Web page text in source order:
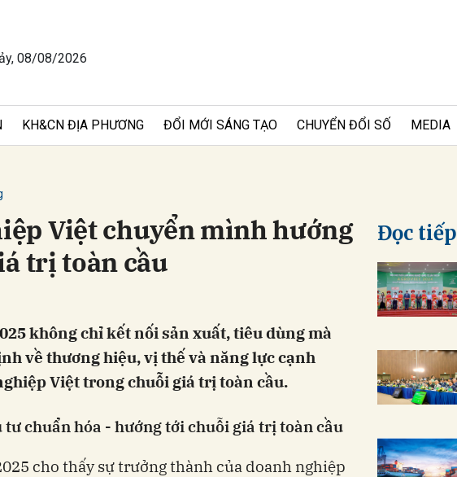
08/08/2026
KH&CN ĐỊA PHƯƠNG ĐỔI MỚI SÁNG TẠO CHUYỂN ĐỔI SỐ MEDIA
Việt chuyển mình hướng
trị toàn cầu
không chỉ kết nối sản xuất, tiêu dùng mà
về thương hiệu, vị thế và năng lực cạnh
Việt trong chuỗi giá trị toàn cầu.
tư chuẩn hóa - hướng tới chuỗi giá trị toàn cầu
cho thấy sự trưởng thành của doanh nghiệp
Đọc tiếp
Gửi